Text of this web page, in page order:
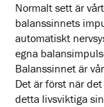
Normalt sett är
balanssinnets
automatiskt
egna
Balanssinnet är
Det är först när
detta livsviktiga